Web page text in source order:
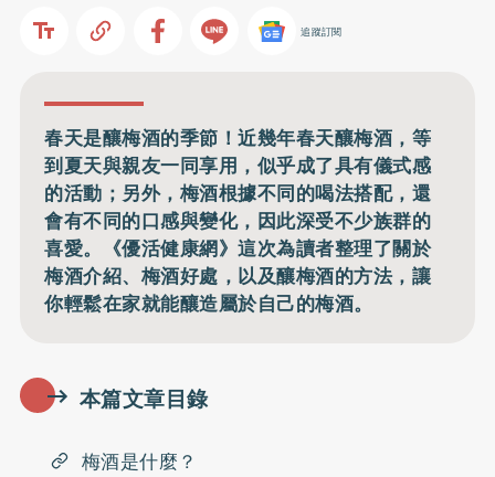
追蹤訂閱
春天是釀梅酒的季節！近幾年春天釀梅酒，等
到夏天與親友一同享用，似乎成了具有儀式感
的活動；另外，梅酒根據不同的喝法搭配，還
會有不同的口感與變化，因此深受不少族群的
喜愛。《優活健康網》這次為讀者整理了關於
梅酒介紹、梅酒好處，以及釀梅酒的方法，讓
你輕鬆在家就能釀造屬於自己的梅酒。
本篇文章目錄
梅酒是什麼？